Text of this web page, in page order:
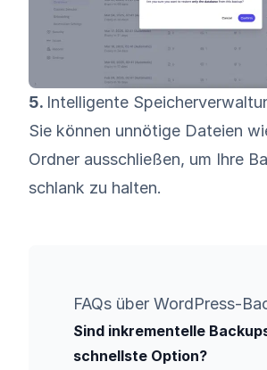
5. Intelligente
Sie können unnötige Dateien
Ordner ausschließen, um Ihre
schlank zu halten.
FAQs über WordPress-
Sind inkrementelle
schnellste Option?